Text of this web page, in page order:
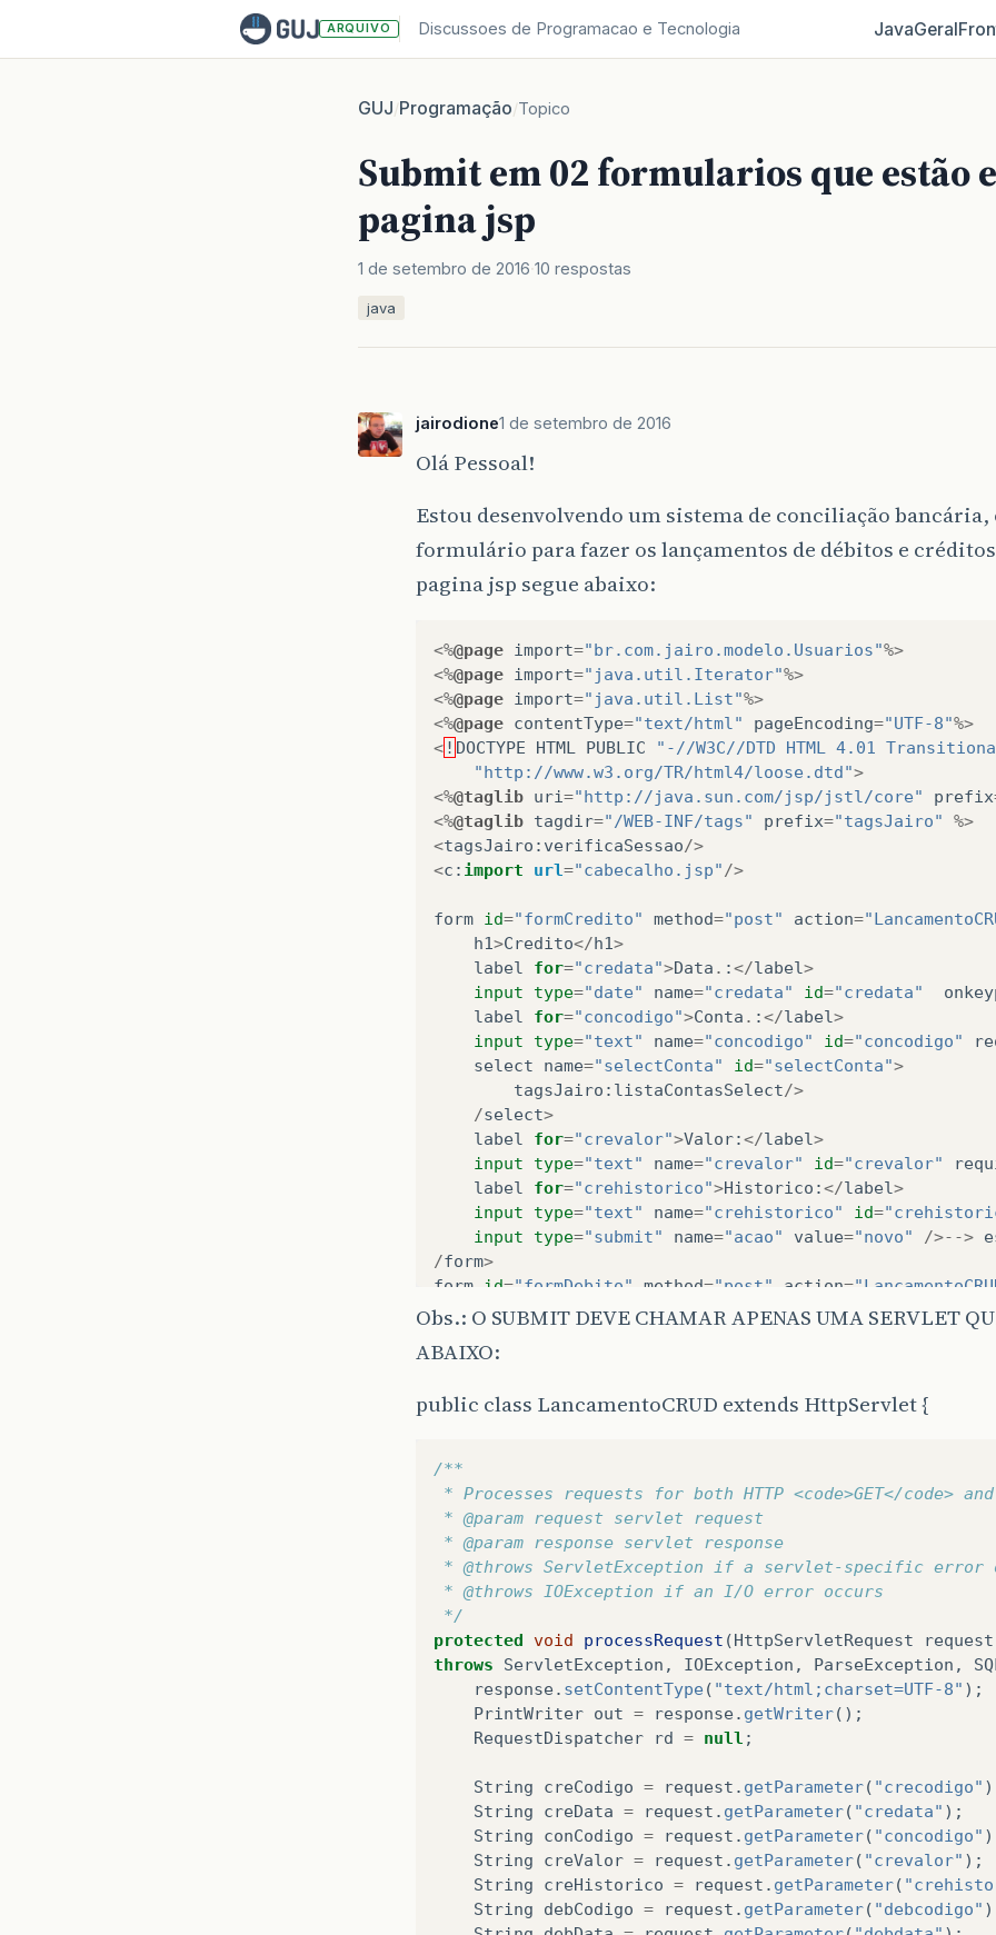
ARQUIVO Discussoes de Programacao e Tecnologia JavaGeral
GUJ/Programação/Topico
Submit em 02 formularios que estão
pagina jsp
1 de setembro de 2016 10 respostas
java
jairodione1 de setembro de 2016
Olá Pessoal!
Estou desenvolvendo um sistema de conciliação
formulário para fazer os lançamentos de débitos e
pagina jsp segue abaixo:
<%@page import="br.com.jairo.modelo.Usuarios"%>
<%@page import="java.util.Iterator"%>
<%@page import="java.util.List"%>
<%@page contentType="text/html" pageEncoding="UTF-8"%>
< ! DOCTYPE HTML PUBLIC
"-//W3C//DTD HTML 4.01
"http://www.w3.org/TR/html4/loose.dtd">
<%@taglib uri="http://java.sun.com/jsp/jstl/core" prefix
<%@taglib tagdir="/WEB-INF/tags" prefix="tagsJairo"
%>
<tagsJairo : verificaSessao/>
<c : import url="cabecalho.jsp" />
form id="formCredito" method="post" action=
h1>Credito</h1>
label
for="credata">Data . :</label>
input
type="date" name="credata" id="credata"
label
for="concodigo">Conta . :</label>
input
type="text" name="concodigo" id="concodigo"
select
name="selectConta" id="selectConta">
tagsJairo : listaContasSelect/>
/select>
label
for="crevalor">Valor:</label>
input
type="text" name="crevalor" id="crevalor"
label
for="crehistorico">Historico :</label>
input
type="text" name="crehistorico" id=
input
type="submit" name="acao" value="novo" />-->
/form>
form id="formDebito" method="post" action=
h1>Debito</h1>
input
input
type="text" name="concodigo" id="concodigo"
label
for = "debvalor" > Valor </ label>
input
type="text" name = "debvalor"
label
for="debhistorico" >Historico
input
type = "text" name= "debhistorico" id =
input
type= "submit" name "acao" value ="novo"
form
c: import url="rodape.jsp"/>
Obs.: O SUBMIT DEVE CHAMAR APENAS UMA SERVLET
ABAIXO:
public class LancamentoCRUD extends HttpServlet {
/**
* Processes requests for both HTTP <code>GET</code> and
* @param request servlet request
* @param response servlet response
* @throws ServletException if a servlet-specific error
* @throws IOException if an I/O error occurs
*/
protected void processRequest (HttpServletRequest request
throws
ServletException , IOException , ParseException ,
response. setContentType( "text/html;charset=UTF-8" );
PrintWriter out = response. getWriter();
RequestDispatcher
rd = null ;
String creCodigo = request . getParameter( "crecodigo"
String
creData = request . getParameter( "credata" );
String
conCodigo = request . getParameter( "concodigo"
String
creValor = request . getParameter( "crevalor" );
String
creHistorico = request . getParameter(
String
debCodigo = request . getParameter( "debcodigo"